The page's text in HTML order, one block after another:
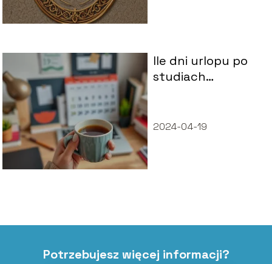
Ile dni urlopu po
studiach
2024-04-19
Potrzebujesz więcej informacji?